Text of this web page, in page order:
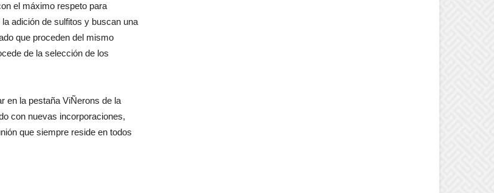
el máximo respeto para
adición de sulfitos y buscan una
que proceden del mismo
de la selección de los
en la pestaña ViÑerons de la
con nuevas incorporaciones,
que siempre reside en todos